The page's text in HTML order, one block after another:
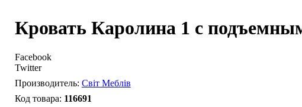
Кровать Каролина 1 с
Facebook
Twitter
Світ Меблів
116691